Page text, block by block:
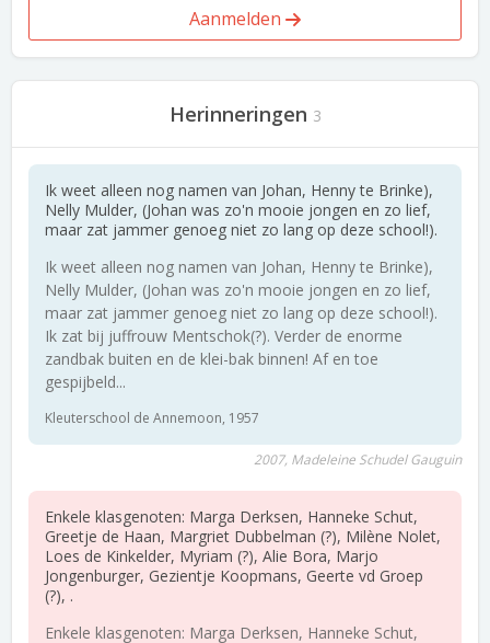
Aanmelden
Herinneringen 3
Ik weet alleen nog namen van Johan, Henny te Brinke),
Nelly Mulder, (Johan was zo'n mooie jongen en zo lief,
maar zat jammer genoeg niet zo lang op deze school!).
Ik weet alleen nog namen van Johan, Henny te Brinke),
Nelly Mulder, (Johan was zo'n mooie jongen en zo lief,
maar zat jammer genoeg niet zo lang op deze school!).
Ik zat bij juffrouw Mentschok(?). Verder de enorme
zandbak buiten en de klei-bak binnen! Af en toe
gespijbeld...
Kleuterschool de Annemoon, 1957
2007, Madeleine Schudel Gauguin
Enkele klasgenoten: Marga Derksen, Hanneke Schut,
Greetje de Haan, Margriet Dubbelman (?), Milène Nolet,
Loes de Kinkelder, Myriam (?), Alie Bora, Marjo
Jongenburger, Gezientje Koopmans, Geerte vd Groep
(?), .
Enkele klasgenoten: Marga Derksen, Hanneke Schut,